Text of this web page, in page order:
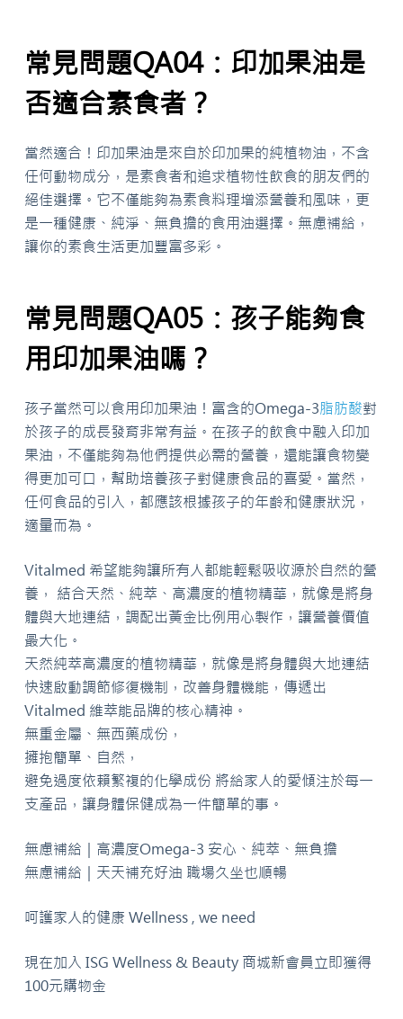
常見問題QA04：印加果油是
否適合素食者？
當然適合！印加果油是來自於印加果的純植物油，不含
任何動物成分，是素食者和追求植物性飲食的朋友們的
絕佳選擇。它不僅能夠為素食料理增添營養和風味，更
是一種健康、純淨、無負擔的食用油選擇。無慮補給，
讓你的素食生活更加豐富多彩。
常見問題QA05：孩子能夠食
用印加果油嗎？
孩子當然可以食用印加果油！富含的Omega-3脂肪酸對
於孩子的成長發育非常有益。在孩子的飲食中融入印加
果油，不僅能夠為他們提供必需的營養，還能讓食物變
得更加可口，幫助培養孩子對健康食品的喜愛。當然，
任何食品的引入，都應該根據孩子的年齡和健康狀況，
適量而為。
Vitalmed 希望能夠讓所有人都能輕鬆吸收源於自然的營
養， 結合天然、純萃、高濃度的植物精華，就像是將身
體與大地連結，調配出黃金比例用心製作，讓營養價值
最大化。
天然純萃高濃度的植物精華，就像是將身體與大地連結
快速啟動調節修復機制，改善身體機能，傳遞出
Vitalmed 維萃能品牌的核心精神。
無重金屬、無西藥成份，
擁抱簡單、自然，
避免過度依賴繁複的化學成份 將給家人的愛傾注於每一
支產品，讓身體保健成為一件簡單的事。
無慮補給｜高濃度Omega-3 安心、純萃、無負擔
無慮補給｜天天補充好油 職場久坐也順暢
呵護家人的健康 Wellness , we need
現在加入 ISG Wellness & Beauty 商城新會員立即獲得
100元購物金